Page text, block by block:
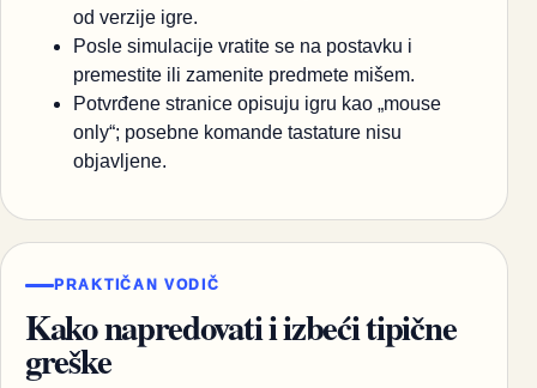
od verzije igre.
Posle simulacije vratite se na postavku i
premestite ili zamenite predmete mišem.
Potvrđene stranice opisuju igru kao „mouse
only“; posebne komande tastature nisu
objavljene.
PRAKTIČAN VODIČ
Kako napredovati i izbeći tipične
greške